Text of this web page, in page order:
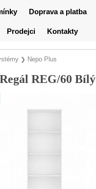
Doprava a platba
Prodejci Kontakty
❯ Nepo Plus
REG/60 Bílý